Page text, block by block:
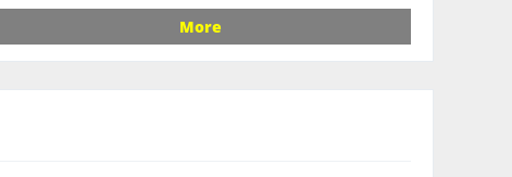
More